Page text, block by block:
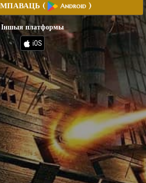
( Android )
Іншыя платформы
iOS